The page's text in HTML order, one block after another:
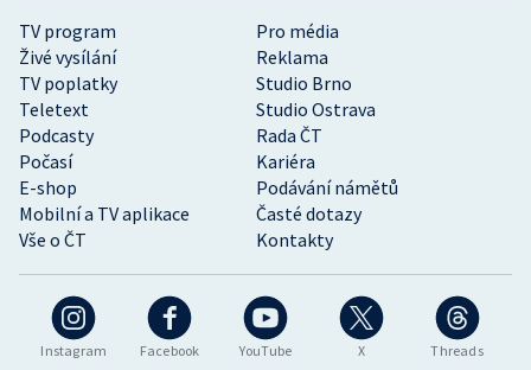
Instagram Facebook YouTube X Threads
TV program
Pro média
Živé vysílání
Reklama
TV poplatky
Studio Brno
Teletext
Studio Ostrava
Podcasty
Rada ČT
Počasí
Kariéra
E-shop
Podávání námětů
Mobilní a TV aplikace
Časté dotazy
Vše o ČT
Kontakty